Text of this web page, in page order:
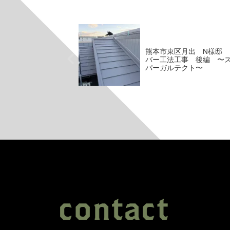
熊本市東区月出 N様邸
バー工法工事 後編 〜
パーガルテクト〜